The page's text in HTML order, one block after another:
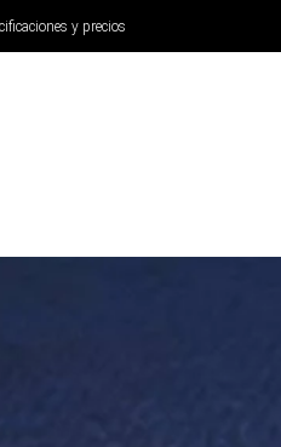
y precios